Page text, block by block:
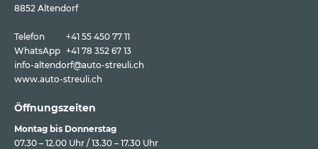
8852 Altendorf
Telefon
+41 55 450 77 11
WhatsApp +41 78 352 67 13
info-altendorf@auto-streuli.ch
www.auto-streuli.ch
Öffnungszeiten
Montag bis Donnerstag
07.30 – 12.00 Uhr / 13.30 – 17.30 Uhr